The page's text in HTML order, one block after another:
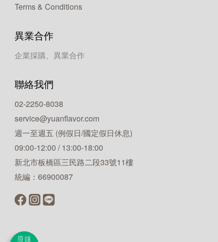
Terms & Conditions
異業合作
企業採購、異業合作
聯絡我們
02-2250-8038
service@yuanflavor.com
週一至週五 (例假日/國定假日休息)
09:00-12:00 / 13:00-18:00
新北市板橋區三民路二段33號11樓
統編：66900087